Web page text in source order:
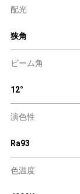
配光
狭角
ビーム角
12°
演色性
Ra93
色温度